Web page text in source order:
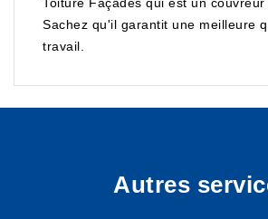
Sachez qu'il garantit une meilleure
travail.
Autres